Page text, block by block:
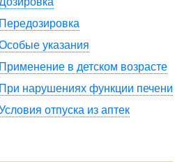
Передозировка
указания
Применение в детском возрасте
При нарушениях функции печени
отпуска из аптек